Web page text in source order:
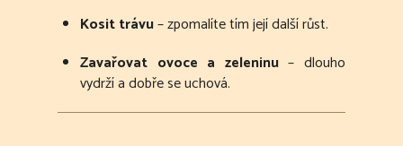
Kosit trávu– zpomalíte tím její další růst.
Zavařovat ovoce a zeleninu– dlouho
vydrží a dobře se uchová.